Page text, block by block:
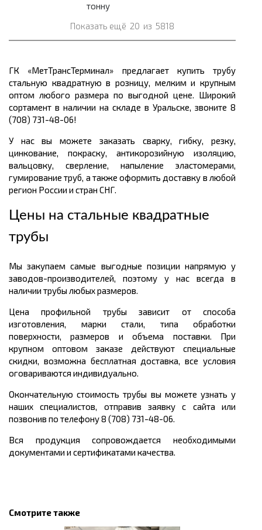
тонну
Показать ещё 20 из 5818
ГК «МетТрансТерминал» предлагает купить трубу
стальную квадратную в розницу, мелким и крупным
оптом любого размера по выгодной цене. Широкий
сортамент в наличии на складе в Уральске, звоните 8
(708) 731-48-06!
У нас вы можете заказать сварку, гибку, резку,
цинкование, покраску, антикорозийную изоляцию,
вальцовку, сверление, напыление эластомерами,
гумирование труб, а также оформить доставку в любой
регион России и стран СНГ.
Цены на стальные квадратные
трубы
Мы закупаем самые выгодные позиции напрямую у
заводов-производителей, поэтому у нас всегда в
наличии трубы любых размеров.
Цена профильной трубы зависит от способа
изготовления, марки стали, типа обработки
поверхности, размеров и объема поставки. При
крупном оптовом заказе действуют специальные
скидки, возможна бесплатная доставка, все условия
оговариваются индивидуально.
Окончательную стоимость трубы вы можете узнать у
наших специалистов, отправив заявку с сайта или
позвонив по телефону 8 (708) 731-48-06.
Вся продукция сопровождается необходимыми
документами и сертификатами качества.
Смотрите также